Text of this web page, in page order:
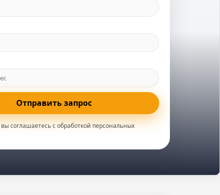
Отправить запрос
соглашаетесь с обработкой персональных